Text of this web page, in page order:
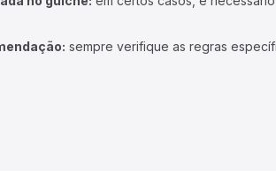
sempre verifique as regras